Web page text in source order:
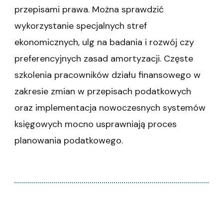
przepisami prawa. Można sprawdzić
wykorzystanie specjalnych stref
ekonomicznych, ulg na badania i rozwój czy
preferencyjnych zasad amortyzacji. Częste
szkolenia pracowników działu finansowego w
zakresie zmian w przepisach podatkowych
oraz implementacja nowoczesnych systemów
księgowych mocno usprawniają proces
planowania podatkowego.